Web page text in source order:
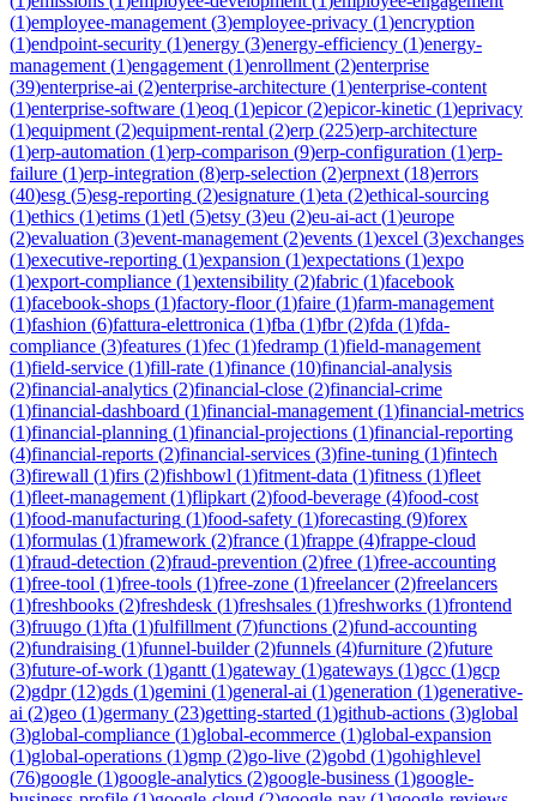
(1)employee-management (3)employee-privacy (1)encryption
(1)endpoint-security (1)energy (3)energy-efficiency (1)energy-
management (1)engagement (1)enrollment (2)enterprise
(39)enterprise-ai (2)enterprise-architecture (1)enterprise-content
(1)enterprise-software (1)eoq (1)epicor(2)epicor-kinetic (1)eprivacy
(1)equipment (2)equipment-rental (2)erp (225)erp-architecture
(1)erp-automation (1)erp-comparison (9)erp-configuration (1)erp-
failure (1)erp-integration (8)erp-selection (2)erpnext (18)errors
(40)esg (5)esg-reporting (2)esignature (1)eta (2)ethical-sourcing
(1)ethics (1)etims (1)etl (5)etsy (3)eu (2)eu-ai-act (1)europe
(2)evaluation (3)event-management (2)events (1)excel (3)exchanges
(1)executive-reporting (1)expansion (1)expectations (1)expo
(1)export-compliance (1)extensibility (2)fabric (1)facebook
(1)facebook-shops (1)factory-floor(1)faire (1)farm-management
(1)fashion (6)fattura-elettronica (1)fba (1)fbr(2)fda (1)fda-
compliance (3)features (1)fec (1)fedramp (1)field-management
(1)field-service (1)fill-rate (1)finance (10)financial-analysis
(2)financial-analytics (2)financial-close (2)financial-crime
(1)financial-dashboard (1)financial-management (1)financial-metrics
(1)financial-planning (1)financial-projections (1)financial-reporting
(4)financial-reports (2)financial-services (3)fine-tuning (1)fintech
(3)firewall (1)firs (2)fishbowl (1)fitment-data (1)fitness (1)fleet
(1)fleet-management (1)flipkart (2)food-beverage (4)food-cost
(1)food-manufacturing (1)food-safety (1)forecasting (9)forex
(1)formulas (1)framework (2)france (1)frappe (4)frappe-cloud
(1)fraud-detection (2)fraud-prevention (2)free (1)free-accounting
(1)free-tool (1)free-tools (1)free-zone (1)freelancer(2)freelancers
(1)freshbooks (2)freshdesk (1)freshsales (1)freshworks (1)frontend
(3)fruugo (1)fta (1)fulfillment (7)functions (2)fund-accounting
(2)fundraising (1)funnel-builder(2)funnels (4)furniture (2)future
(3)future-of-work (1)gantt (1)gateway (1)gateways (1)gcc (1)gcp
(2)gdpr(12)gds (1)gemini (1)general-ai (1)generation (1)generative-
ai (2)geo (1)germany (23)getting-started (1)github-actions (3)global
(3)global-compliance (1)global-ecommerce (1)global-expansion
(1)global-operations (1)gmp (2)go-live (2)gobd (1)gohighlevel
(76)google (1)google-analytics (2)google-business (1)google-